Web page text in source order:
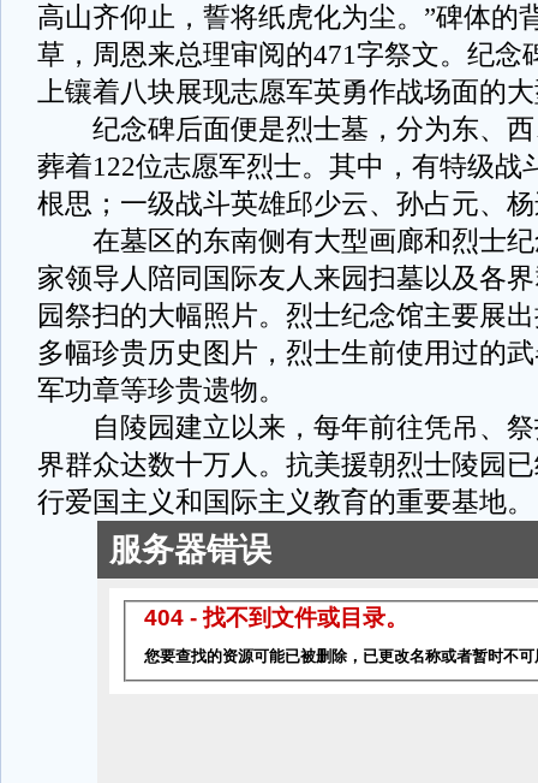
高山齐仰止，誓将纸虎化为尘。”碑体的
草，周恩来总理审阅的471字祭文。纪念
上镶着八块展现志愿军英勇作战场面的
纪念碑后面便是烈士墓，分为东、西
葬着122位志愿军烈士。其中，有特级战
根思；一级战斗英雄邱少云、孙占元、
在墓区的东南侧有大型画廊和烈士纪
家领导人陪同国际友人来园扫墓以及各
园祭扫的大幅照片。烈士纪念馆主要展
多幅珍贵历史图片，烈士生前使用过的
军功章等珍贵遗物。
自陵园建立以来，每年前往凭吊、祭
界群众达数十万人。抗美援朝烈士陵园
行爱国主义和国际主义教育的重要基地